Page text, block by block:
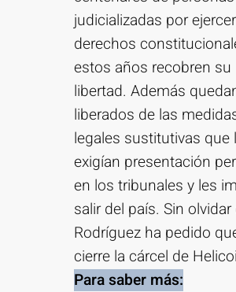
judicializadas por
derechos
estos años recobren su
libertad. Además
liberados de las
legales sustitutivas que
exigían presentación
en los tribunales y les
salir del país. Sin
Rodríguez ha pedido
cierre la cárcel de
Para saber más: